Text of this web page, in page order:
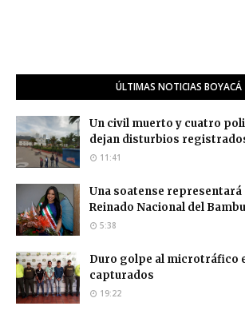
ÚLTIMAS NOTICIAS BOYACÁ
Un civil muerto y cuatro
dejan disturbios
11:41
Una soatense representará
Reinado Nacional del
5:38
Duro golpe al microtráfico
capturados
19:22